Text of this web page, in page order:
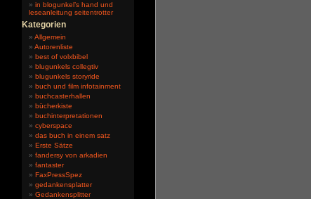
in blogunkel’s hand und
leseanleitung seitentrotter
Kategorien
Allgemein
Autorenliste
best of volxbibel
blugunkels collegtiv
blugunkels storyride
buch und film infotainment
buchcasterhallen
bücherkiste
buchinterpretationen
cyberspace
das buch in einem satz
Erste Sätze
fandersy von arkadien
fantaster
FaxPressSpez
gedankensplatter
Gedankensplitter